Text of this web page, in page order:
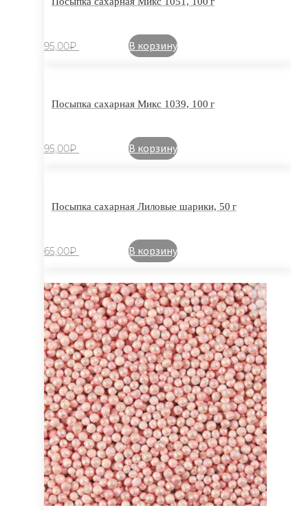
95,00₽ В корзину
Посыпка сахарная Микс 1039, 100 г
95,00₽ В корзину
Посыпка сахарная Лиловые шарики, 50 г
65,00₽ В корзину